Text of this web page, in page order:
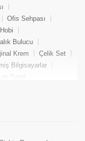
Ofis Sehpası
Hobi
Bulucu
Krem
Çelik Set
Bilgisayarlar
Saati